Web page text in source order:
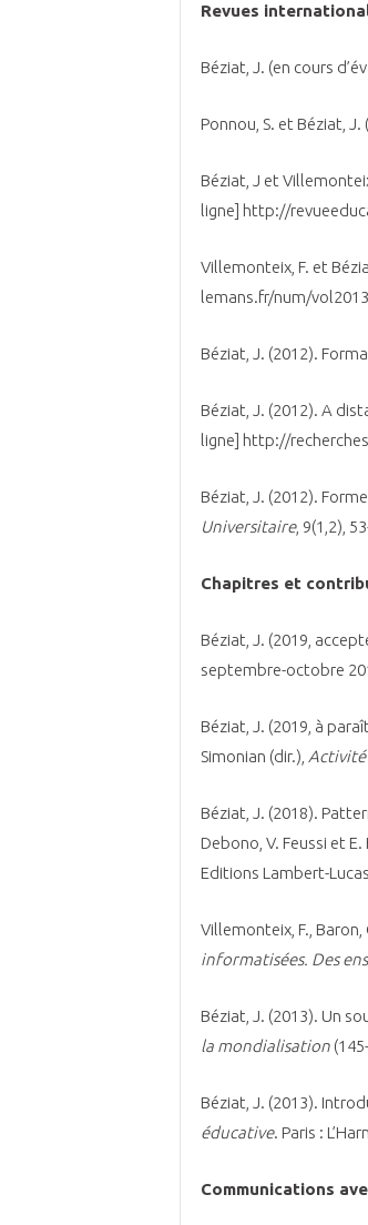
Revues
Béziat, J. (en cours
Ponnou, S. et Béziat,
Béziat, J et
ligne] http://
Villemonteix, F. et
lemans.fr/num/
Béziat, J. (2012).
Béziat, J. (2012). A
ligne] http://
Béziat, J. (2012).
Universitaire, 9(1,2),
Chapitres et
Béziat, J. (2019,
septembre-octobre
Béziat, J. (2019, à
Simonian (dir.), Activité
Béziat, J. (2018).
Debono, V. Feussi et E.
Editions Lambert-
Villemonteix, F., Baron,
informatisées. Des
Béziat, J. (2013). Un
la mondialisation
Béziat, J. (2013).
éducative. Paris :
Communications